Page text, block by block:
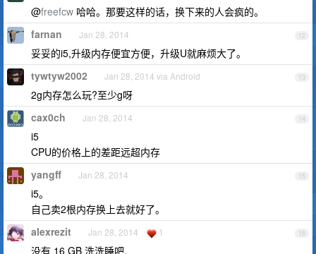
@freefcw 哈哈。那要这样的话，换下来的人会疯的。
12
farnan Jan 28, 2014
妥妥的i5,升级内存便宜方便，升级U就麻烦大了。
13
tywtyw2002 Jan 28, 2014 via Android
2g内存怎么玩?至少g呀
14
cax0ch Jan 28, 2014
i5
CPU的价格上的差距远超内存
15
yangff Jan 28, 2014
i5。
自己卖2根内存换上去就好了。
16
alexrezit Jan 28, 2014 1
没有 16 GB 洗洗睡吧.